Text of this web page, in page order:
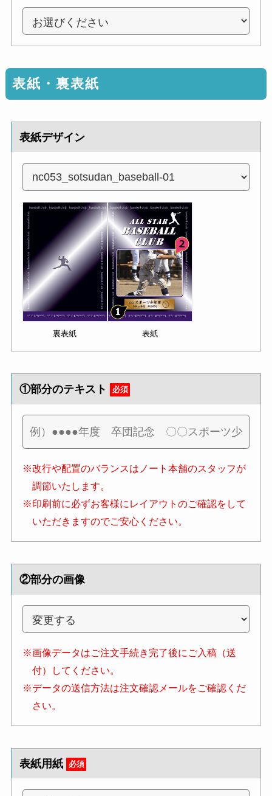
表紙・裏表紙
表紙デザイン
裏表紙 表紙
①部分のテキスト 必須
※改行や配置のバランスはノート本舗のスタッフが
調節いたします。
※印刷前に必ずお客様にレイアウトのご確認をして
いただきますのでご安心ください。
②部分の画像
※画像データはご注文手続き完了後にご入稿（送
付）してください。
※データの送信方法は注文確認メールをご確認くだ
さい。
表紙用紙 必須